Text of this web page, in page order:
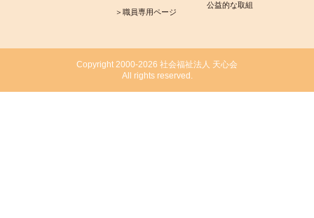
＞職員専用ページ
公益的な取組
Copyright 2000-2026 社会福祉法人 天心会
All rights reserved.